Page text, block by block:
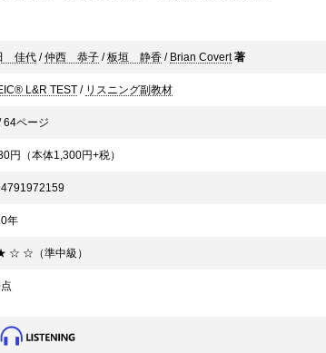
佳代 /仲西 恭子 /板垣 静香 / Brian Covert 著
L&R TEST / リスニング副教材
64ページ
円（本体1,300円+税）
年
☆ ☆（準中級）